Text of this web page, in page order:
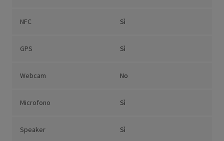
NFC Sì
GPS Sì
Webcam No
Microfono Sì
Speaker Sì